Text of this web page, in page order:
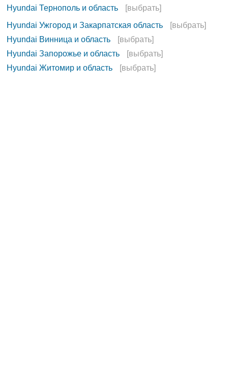
Hyundai Тернополь и область
[выбрать]
Hyundai Ужгород и Закарпатская область
[выбрать]
Hyundai Винница и область
[выбрать]
Hyundai Запорожье и область
[выбрать]
Hyundai Житомир и область
[выбрать]